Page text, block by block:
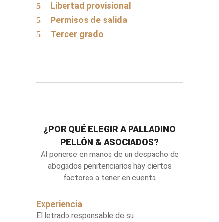
Libertad provisional
Permisos de salida
Tercer grado
¿POR QUÉ ELEGIR A PALLADINO
PELLÓN & ASOCIADOS?
Al ponerse en manos de un despacho de
abogados penitenciarios hay ciertos
factores a tener en cuenta
Experiencia
El letrado responsable de su